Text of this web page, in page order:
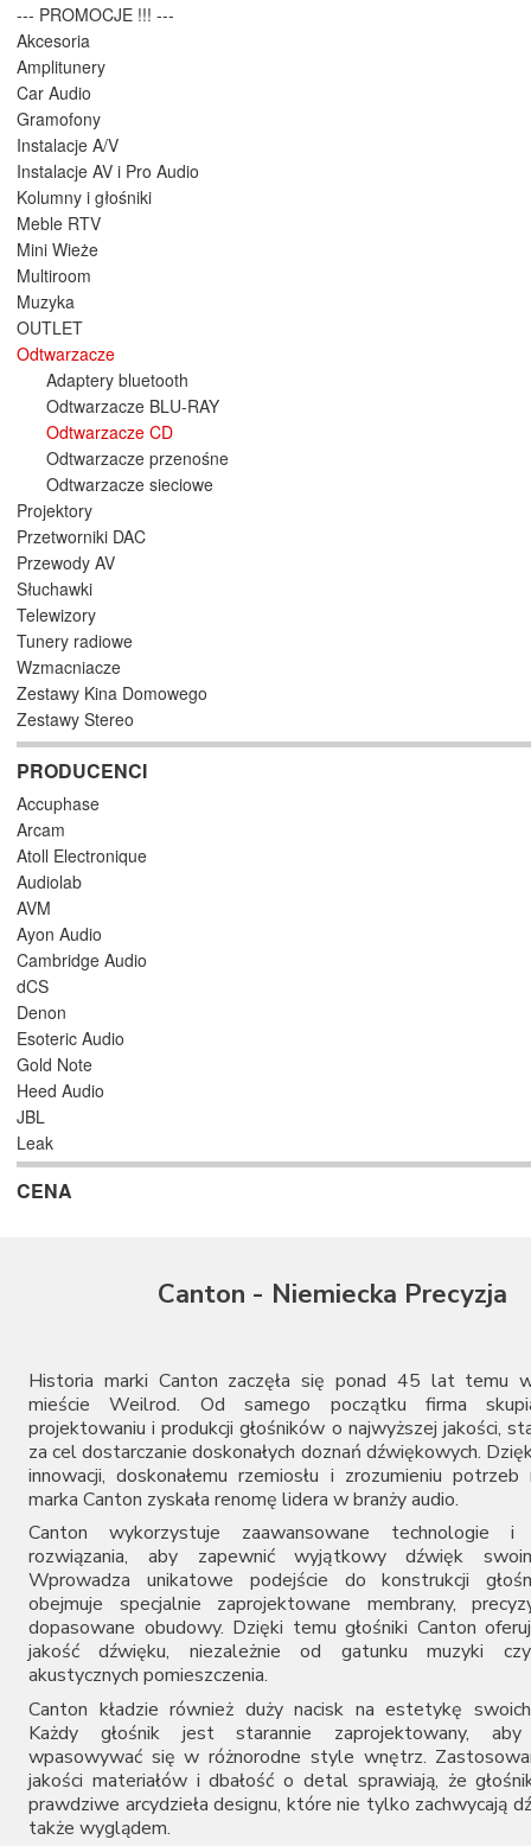
--- PROMOCJE !!! ---
Akcesoria
Amplitunery
Car Audio
Gramofony
Instalacje A/V
Instalacje AV i Pro Audio
Kolumny i głośniki
Meble RTV
Mini Wieże
Multiroom
Muzyka
OUTLET
Odtwarzacze
Adaptery bluetooth
Odtwarzacze BLU-RAY
Odtwarzacze CD
Odtwarzacze przenośne
Odtwarzacze sieciowe
Projektory
Przetworniki DAC
Przewody AV
Słuchawki
Telewizory
Tunery radiowe
Wzmacniacze
Zestawy Kina Domowego
Zestawy Stereo
PRODUCENCI
Accuphase
Arcam
Atoll Electronique
Audiolab
AVM
Ayon Audio
Cambridge Audio
dCS
Denon
Esoteric Audio
Gold Note
Heed Audio
JBL
Leak
Leema
Magnetar
Roksan
Ruark Audio
Shanling
Synthesis
Taga
Teac
Trigon
Unison Research
Vincent
CENA
Canton - Niemiecka Precyzja
Historia marki Canton zaczęła się ponad 45 lat temu
mieście Weilrod. Od samego początku firma
projektowaniu i produkcji głośników o najwyższej jakości,
za cel dostarczanie doskonałych doznań dźwiękowych.
innowacji, doskonałemu rzemiosłu i zrozumieniu potrzeb
marka Canton zyskała renomę lidera w branży audio.
Canton wykorzystuje zaawansowane technologie i
rozwiązania, aby zapewnić wyjątkowy dźwięk
Wprowadza unikatowe podejście do konstrukcji
obejmuje specjalnie zaprojektowane membrany,
dopasowane obudowy. Dzięki temu głośniki Canton
jakość dźwięku, niezależnie od gatunku muzyki
akustycznych pomieszczenia.
Canton kładzie również duży nacisk na estetykę
Każdy głośnik jest starannie zaprojektowany, aby
wpasowywać się w różnorodne style wnętrz.
jakości materiałów i dbałość o detal sprawiają, że
prawdziwe arcydzieła designu, które nie tylko zachwycają
także wyglądem.